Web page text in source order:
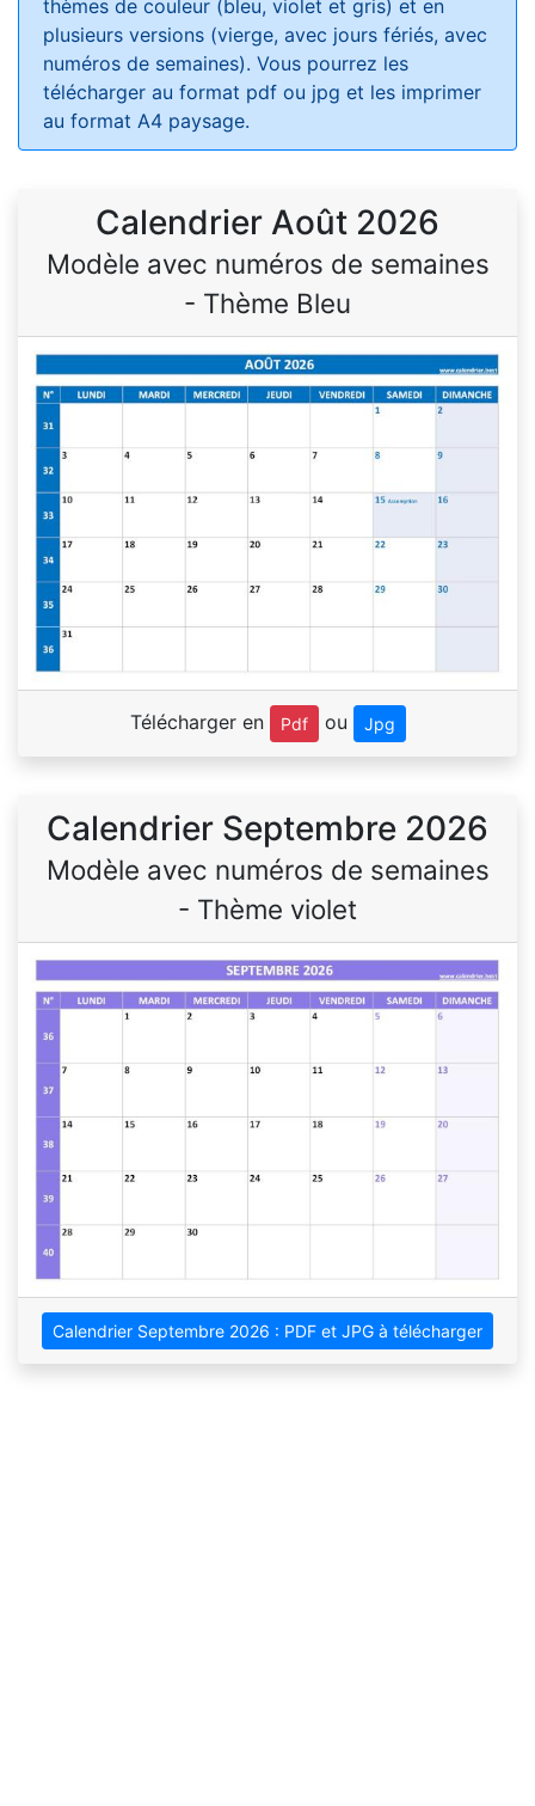
thèmes de couleur (bleu, violet et gris) et en
plusieurs versions (vierge, avec jours fériés, avec
numéros de semaines). Vous pourrez les
télécharger au format pdf ou jpg et les imprimer
au format A4 paysage.
Calendrier Août 2026
Modèle avec numéros de semaines
- Thème Bleu
Télécharger en Pdf ou Jpg
Calendrier Septembre 2026
Modèle avec numéros de semaines
- Thème violet
Calendrier Septembre 2026 : PDF et JPG à télécharger